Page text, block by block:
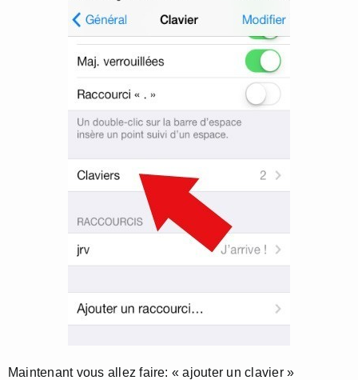
Maintenant vous allez faire: « ajouter un clavier »